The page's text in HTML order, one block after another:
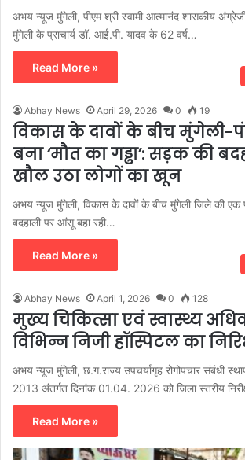
अभय न्यूज मुंगेली, पीएम श्री स्वामी आत्मानंद शासकीय अंग्रेजी
मुंगेली के प्राचार्य डॉ. आई.पी. यादव के 62 वर्ष…
Read More »
Abhay News April 29, 2026 0 19
विकास के दावों के बीच मुंगेली-
बना ‘मौत का गड्ढा’: सड़क की
खौल उठा लोगों का खून
अभय न्यूज मुंगेली, विकास के दावों के बीच मुंगेली जिले की
बदहाली पर आंसू बहा रही…
Read More »
Abhay News April 1, 2026 0 128
मुख्य चिकित्सा एवं स्वास्थ्य
विभिन्न निजी हॉस्पिटल का
अभय न्यूज मुंगेली, छ.ग.राज्य उपचर्यागृह रोगोपचार संबंधी
2013 अंतर्गत दिनांक 01.04. 2026 को जिला स्तरीय
Read More »